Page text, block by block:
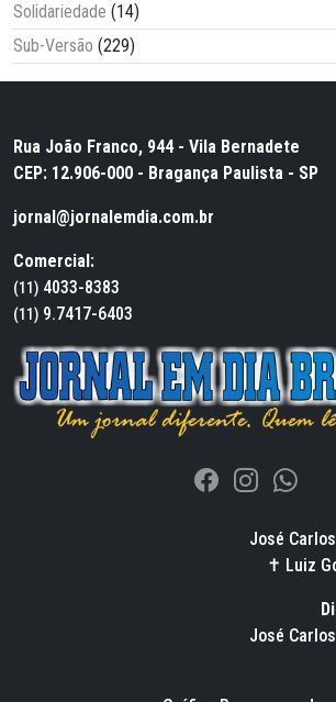
Solidariedade (14)
Sub-Versão (229)
Rua João Franco, 944 - Vila Bernadete
CEP: 12.906-000 - Bragança Paulista - SP
jornal@jornalemdia.com.br
Comercial:
(11) 4033-8383
(11) 9.7417-6403
José
✝ Luiz
José